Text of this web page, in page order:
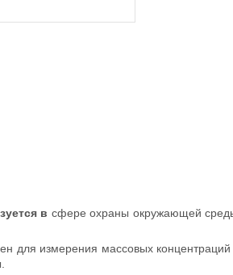
в сфере охраны окружающей
для измерения массовых